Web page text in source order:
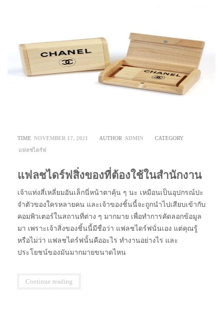
TIME NOVEMBER 17, 2021 AUTHOR ADMIN
CATEGORY
แฟลชไดร์ฟ
แฟลชไดร์ฟสิ่งของที่ต้องใช้ในสำนักงาน
เจ้าแท่งสี่เหลี่ยมอันเล็กนี่หน้าตาคุ้น ๆ นะ เหมือนเป็นอุปกรณ์ปะ
จำตัวของใครหลายคน และเจ้าของชิ้นนี้จะถูกนำไปเสียบเข้ากับ
คอมพิวเตอร์ในสถานที่ต่าง ๆ มากมาย เพื่อทำการคัดลอกข้อมูล
มา เพราะเจ้าสิ่งของชิ้นนี้มีชื่อว่า แฟลชไดร์ฟนั่นเอง แต่คุณรู้
หรือไม่ว่า แฟลชไดร์ฟนั้นคืออะไร ทำงานอย่างไร และ
ประโยชน์ของมันมากมายขนาดไหน
Continue reading